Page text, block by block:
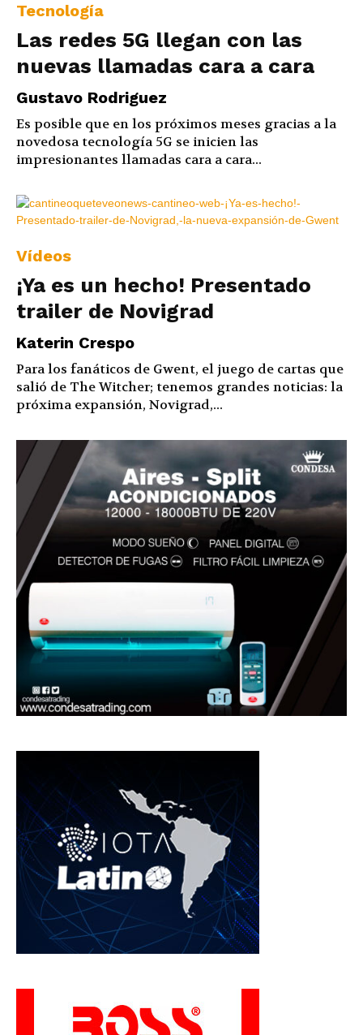
Tecnología
Las redes 5G llegan con las
nuevas llamadas cara a cara
Gustavo Rodriguez
Es posible que en los próximos meses gracias a la
novedosa tecnología 5G se inicien las
impresionantes llamadas cara a cara...
Vídeos
¡Ya es un hecho! Presentado
trailer de Novigrad
Katerin Crespo
Para los fanáticos de Gwent, el juego de cartas que
salió de The Witcher; tenemos grandes noticias: la
próxima expansión, Novigrad,...